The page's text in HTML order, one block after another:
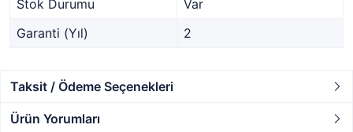
Stok Durumu
Var
Garanti (Yıl)
2
Taksit / Ödeme Seçenekleri
Ürün Yorumları